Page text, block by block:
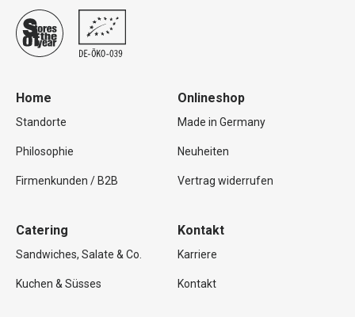
Home
Standorte
Philosophie
Firmenkunden / B2B
Onlineshop
Made in Germany
Neuheiten
Vertrag widerrufen
Catering
Sandwiches, Salate & Co.
Kuchen & Süsses
Kontakt
Karriere
Kontakt